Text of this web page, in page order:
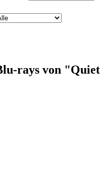
rays von "Quiet